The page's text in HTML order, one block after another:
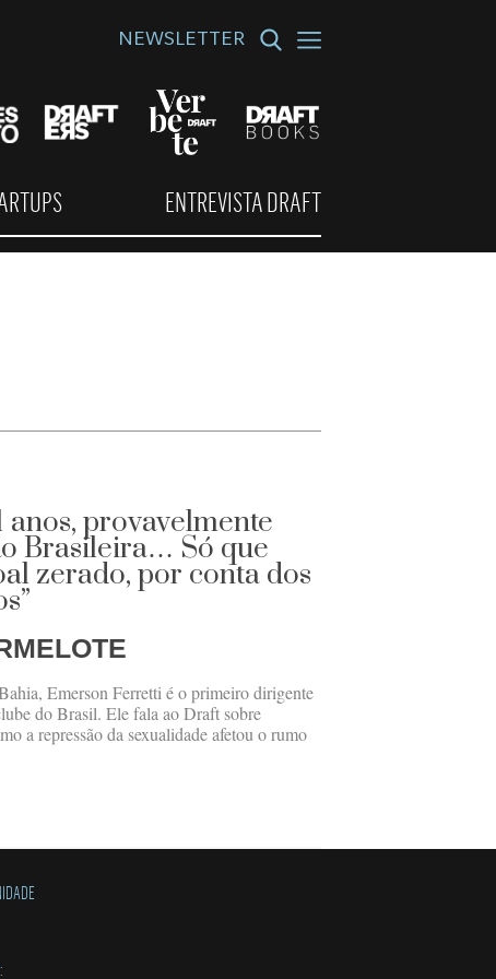
NEWSLETTER
ENTREVISTA DRAFT
anos, provavelmente
Brasileira… Só que
zerado, por conta dos
Emerson Ferretti é o primeiro dirigente
do Brasil. Ele fala ao Draft sobre
a repressão da sexualidade afetou o rumo